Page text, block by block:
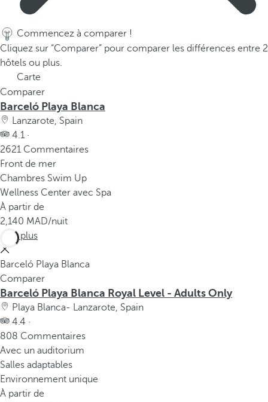
Commencez à comparer !
Cliquez sur “Comparer” pour comparer les différences entre 2
hôtels ou plus.
Carte
Comparer
Barceló Playa Blanca
Lanzarote, Spain
4.1 ·
2621 Commentaires
Front de mer
Chambres Swim Up
Wellness Center avec Spa
À partir de
2,140
/nuit
Voir plus
Barceló Playa Blanca
Comparer
Barceló Playa Blanca Royal Level - Adults Only
Playa Blanca- Lanzarote, Spain
4.4 ·
808 Commentaires
Avec un auditorium
Salles adaptables
Environnement unique
À partir de